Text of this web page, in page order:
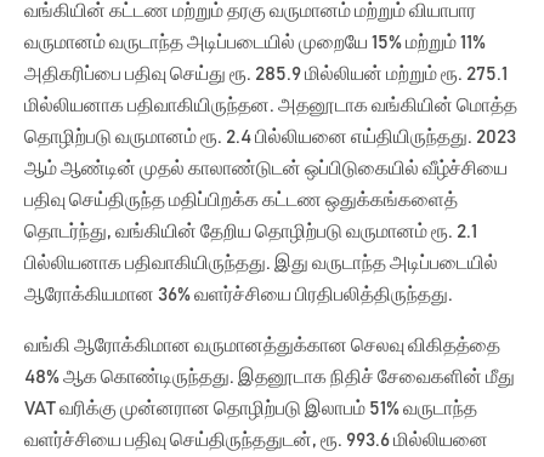
வங்கியின் கட்டண மற்றும் தரகு வருமானம் மற்றும் வியாபார
வருமானம் வருடாந்த அடிப்படையில் முறையே 15% மற்றும் 11%
அதிகரிப்பை பதிவு செய்து ரூ. 285.9 மில்லியன் மற்றும் ரூ. 275.1
மில்லியனாக பதிவாகியிருந்தன. அதனூடாக வங்கியின் மொத்த
தொழிற்படு வருமானம் ரூ. 2.4 பில்லியனை எய்தியிருந்தது. 2023
ஆம் ஆண்டின் முதல் காலாண்டுடன் ஒப்பிடுகையில் வீழ்ச்சியை
பதிவு செய்திருந்த மதிப்பிறக்க கட்டண ஒதுக்கங்களைத்
தொடர்ந்து, வங்கியின் தேறிய தொழிற்படு வருமானம் ரூ. 2.1
பில்லியனாக பதிவாகியிருந்தது. இது வருடாந்த அடிப்படையில்
ஆரோக்கியமான 36% வளர்ச்சியை பிரதிபலித்திருந்தது.
வங்கி ஆரோக்கிமான வருமானத்துக்கான செலவு விகிதத்தை
48% ஆக கொண்டிருந்தது. இதனூடாக நிதிச் சேவைகளின் மீது
VAT வரிக்கு முன்னரான தொழிற்படு இலாபம் 51% வருடாந்த
வளர்ச்சியை பதிவு செய்திருந்ததுடன், ரூ. 993.6 மில்லியனை